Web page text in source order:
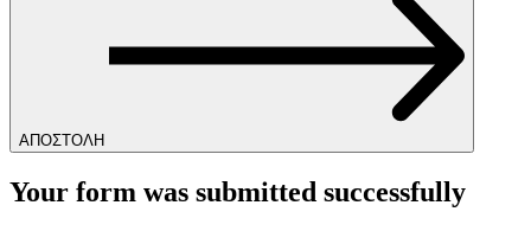
ΑΠΟΣΤΟΛΗ
Your form was submitted successfully